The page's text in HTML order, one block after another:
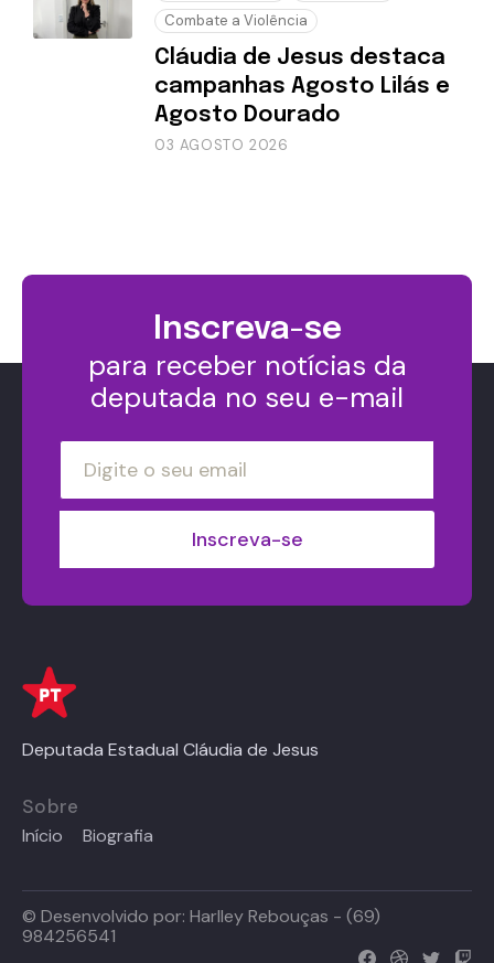
Combate a Violência
Cláudia de Jesus destaca
campanhas Agosto Lilás e
Agosto Dourado
03 AGOSTO 2026
Inscreva-se
para receber notícias da
deputada no seu e-mail
Deputada Estadual Cláudia de Jesus
Sobre
Início Biografia
© Desenvolvido por: Harlley Rebouças - (69)
984256541